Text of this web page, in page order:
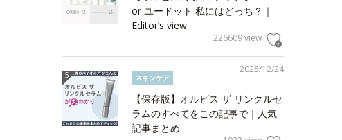
or ユードット 私にはどっち？｜
Editor’s view
226609 view
2025/12/24
スキンケア
【保存版】オルビス ザ リンクルセ
ラムのすべてをこの記事で｜人気
記事まとめ